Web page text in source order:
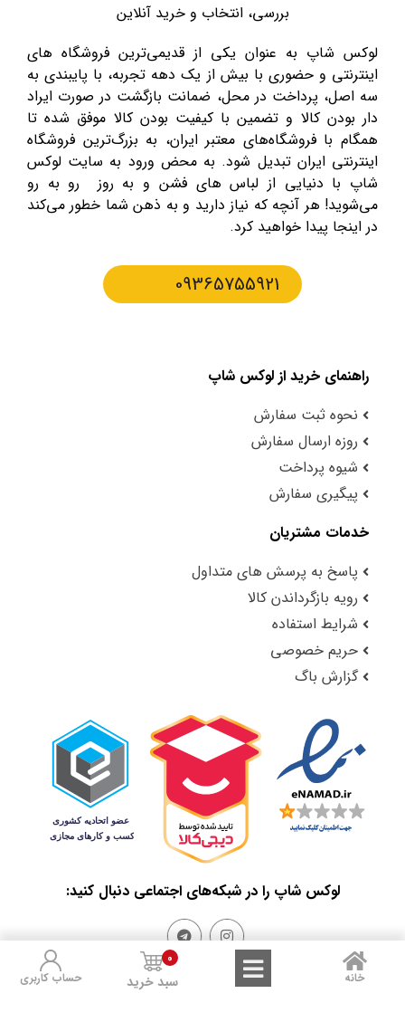
بررسی، انتخاب و خرید آنلاین
لوکس شاپ به عنوان یکی از قدیمی‌ترین فروشگاه های
اینترنتی و حضوری با بیش از یک دهه تجربه، با پایبندی به
سه اصل، پرداخت در محل، ضمانت بازگشت در صورت ایراد
دار بودن کالا و تضمین با کیفیت بودن کالا موفق شده تا
همگام با فروشگاه‌های معتبر ایران، به بزرگ‌ترین فروشگاه
اینترنتی ایران تبدیل شود. به محض ورود به سایت لوکس
شاپ با دنیایی از لباس های فشن و به روز رو به رو
می‌شوید! هر آنچه که نیاز دارید و به ذهن شما خطور می‌کند
در اینجا پیدا خواهید کرد.
09365755921
راهنمای خرید از لوکس شاپ
نحوه ثبت سفارش
روزه ارسال سفارش
شیوه پرداخت
پیگیری سفارش
خدمات مشتریان
پاسخ به پرسش های متداول
رویه بازگرداندن کالا
شرایط استفاده
حریم خصوصی
گزارش باگ
لوکس شاپ را در شبکه‌های اجتماعی دنبال کنید:
خانه سبد خرید
0
حساب کاربری